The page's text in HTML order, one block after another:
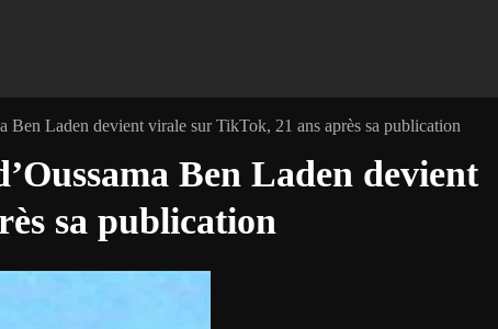
Ben Laden devient virale sur TikTok, 21 ans après sa publication
Ben Laden devient
sa publication